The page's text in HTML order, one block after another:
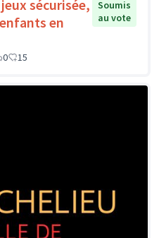
sécurisée,
en
Soumis
au vote
0 15